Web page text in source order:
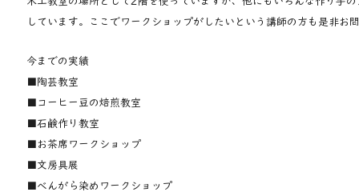
しています。ここでワークショップがしたいという講師の方も是非お
今までの実績
■陶芸教室
■コーヒー豆の焙煎教室
■石鹸作り教室
■お茶席ワークショップ
■文房具展
■べんがら染めワークショップ